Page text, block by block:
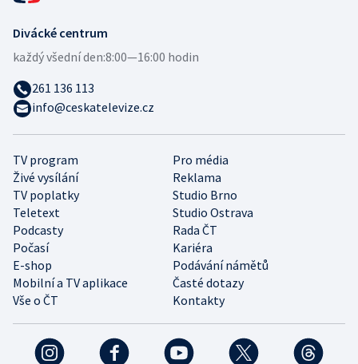
TV program
Pro média
Živé vysílání
Reklama
TV poplatky
Studio Brno
Teletext
Studio Ostrava
Podcasty
Rada ČT
Počasí
Kariéra
E-shop
Podávání námětů
Mobilní a TV aplikace
Časté dotazy
Vše o ČT
Kontakty
Divácké centrum
každý všední den:8:00—16:00 hodin
261 136 113
info@ceskatelevize.cz